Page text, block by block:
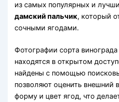
из самых популярных и
дамский пальчик, который
сочными ягодами.
Фотографии сорта
находятся в открытом
найдены с помощью
позволяют оценить внешний
форму и цвет ягод, что